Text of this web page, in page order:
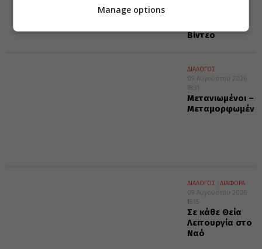
Βίντεο
ΔΙΑΛΟΓΟΣ
09 Αυγούστου 2026
18:31
Μετανιωμένοι –
Μεταμορφωμένοι
ΔΙΑΛΟΓΟΣ
ΔΙΑΦΟΡΑ
09 Αυγούστου 2026
18:15
Σε κάθε Θεία
Λειτουργία στο
Ναό
Manage options